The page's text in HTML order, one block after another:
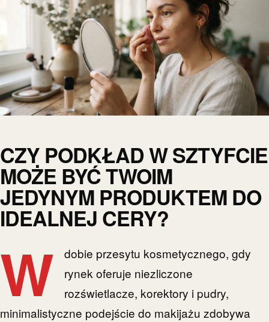
CZY PODKŁAD W SZTYFCIE
MOŻE BYĆ TWOIM
JEDYNYM PRODUKTEM DO
IDEALNEJ CERY?
W
dobie przesytu kosmetycznego, gdy
rynek oferuje niezliczone
rozświetlacze, korektory i pudry,
minimalistyczne podejście do makijażu zdobywa